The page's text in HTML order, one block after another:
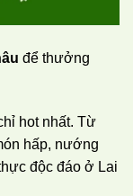
để thưởng
hot nhất. Từ
hấp, nướng
độc đáo ở Lai